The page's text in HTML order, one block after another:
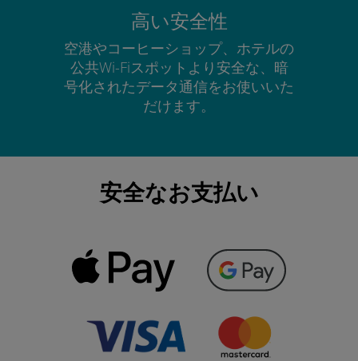
高い安全性
空港やコーヒーショップ、ホテルの
公共Wi-Fiスポットより安全な、暗
号化されたデータ通信をお使いいた
だけます。
安全なお支払い